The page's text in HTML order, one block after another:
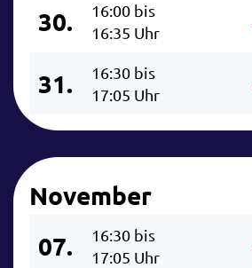
30.
16:00 bis
16:35 Uhr
31.
16:30 bis
17:05 Uhr
November
07.
16:30 bis
17:05 Uhr